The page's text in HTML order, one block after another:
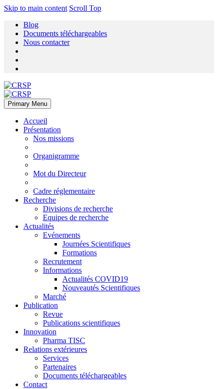
Skip to main content Scroll Top
Blog
Documents téléchargeables
Nous contacter
Primary Menu
Accueil
Présentation
Nos missions
Organigramme
Mot du Directeur
Cadre réglementaire
Recherche
Divisions de recherche
Equipes de recherche
Actualités
Evénements
Journées Scientifiques
Formations
Recrutement
Informations
Actualités COVID19
Nouveautés Scientifiques
Marché
Publication
Revue
Publications scientifiques
Innovation
Pharma TISC
Relations extérieures
Services
Partenaires
Documents téléchargeables
Contact